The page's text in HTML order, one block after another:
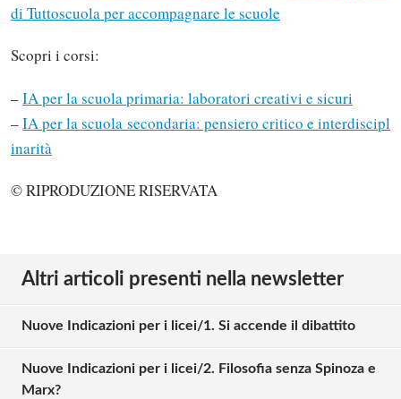
di Tuttoscuola per accompagnare le scuole
Scopri i corsi:
–IA per la scuola primaria: laboratori creativi e sicuri
–IA per la scuola secondaria: pensiero critico e interdiscipl
inarità
© RIPRODUZIONE RISERVATA
Altri articoli presenti nella newsletter
Nuove Indicazioni per i licei/1. Si accende il dibattito
Nuove Indicazioni per i licei/2. Filosofia senza Spinoza e
Marx?